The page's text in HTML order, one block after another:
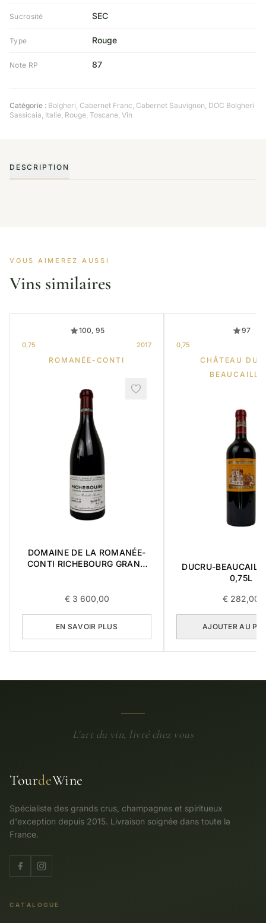
Sucrosité SEC
Type Rouge
Note RP 87
Catégorie : Bolgheri Cabernet Franc Cabernet Sauvignon DOC Bolgheri
Sassicaia Italie Rouge Toscane Vin
DESCRIPTION
VOUS AIMEREZ AUSSI
Vins similaires
100, 95
0,75 2017
ROMANÉE-CONTI
DOMAINE DE LA ROMANÉE-
CONTI RICHEBOURG GRAND
€3 600,00
EN SAVOIR PLUS
97
0,75
CHÂTEAU
DUCRU-
0,75L
€ 282,00
AJOUTER AU
L'art du vin, livré chez vous
TourdeWine
Spécialiste des grands crus, champagnes et spiritueux
d'exception depuis 2015. Livraison soignée dans toute la
France.
CATALOGUE